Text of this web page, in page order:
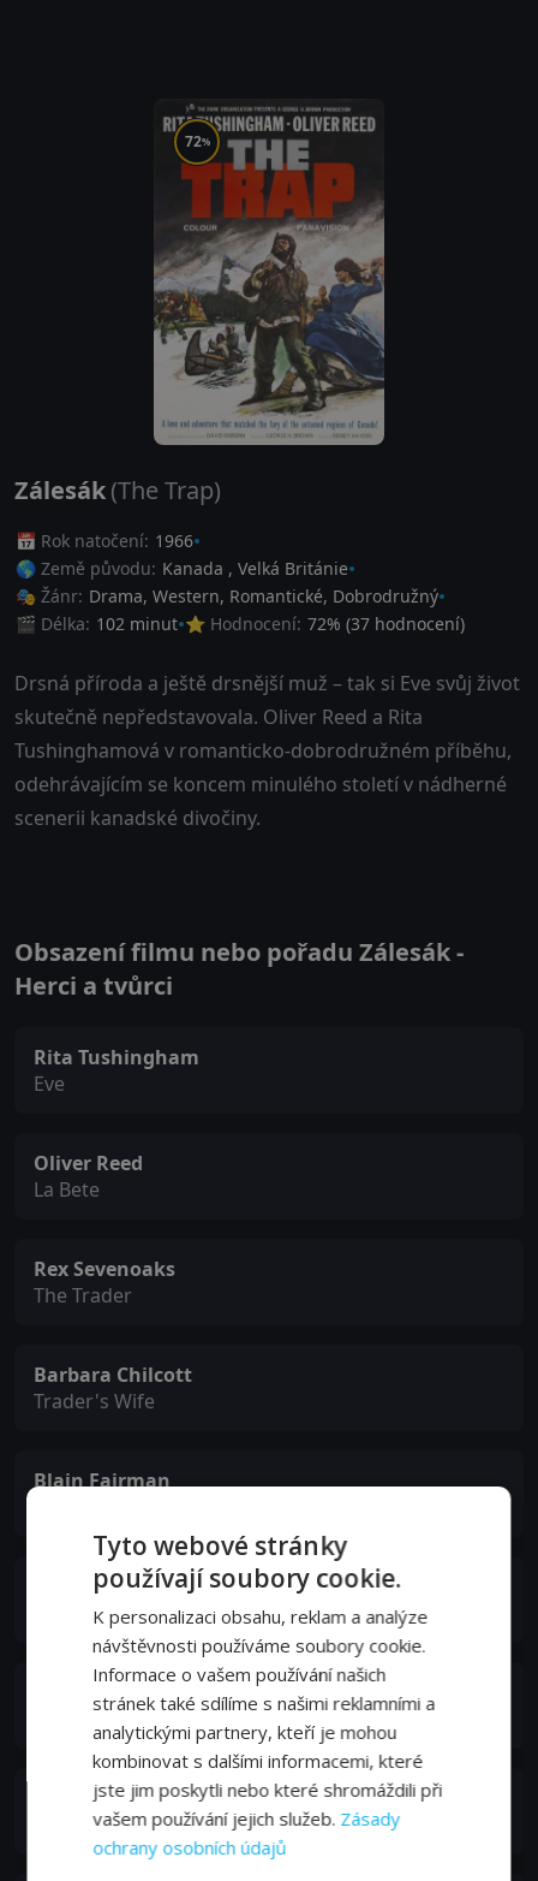
72%
Zálesák(The Trap)
📅 Rok natočení: 1966
🌎 Země původu: Kanada , Velká Británie
🎭 Žánr: Drama, Western, Romantické, Dobrodružný
🎬 Délka: 102 minut ⭐ Hodnocení: 72% (37 hodnocení)
Drsná příroda a ještě drsnější muž – tak si Eve svůj život
skutečně nepředstavovala. Oliver Reed a Rita
Tushinghamová v romanticko-dobrodružném příběhu,
odehrávajícím se koncem minulého století v nádherné
scenerii kanadské divočiny.
Obsazení filmu nebo pořadu Zálesák -
Herci a tvůrci
Rita Tushingham
Eve
Oliver Reed
La Bete
Rex Sevenoaks
The Trader
Barbara Chilcott
Trader's Wife
Blain Fairman
Walter Marsh
Preacher
Merv Campone
Yellow Dog
Linda Goranson
Trader's Daughter
Tyto webové stránky
používají soubory cookie.
K personalizaci obsahu, reklam a analýze
návštěvnosti používáme soubory cookie.
Informace o vašem používání našich
stránek také sdílíme s našimi reklamními a
analytickými partnery, kteří je mohou
kombinovat s dalšími informacemi, které
jste jim poskytli nebo které shromáždili při
vašem používání jejich služeb. Zásady
ochrany osobních údajů